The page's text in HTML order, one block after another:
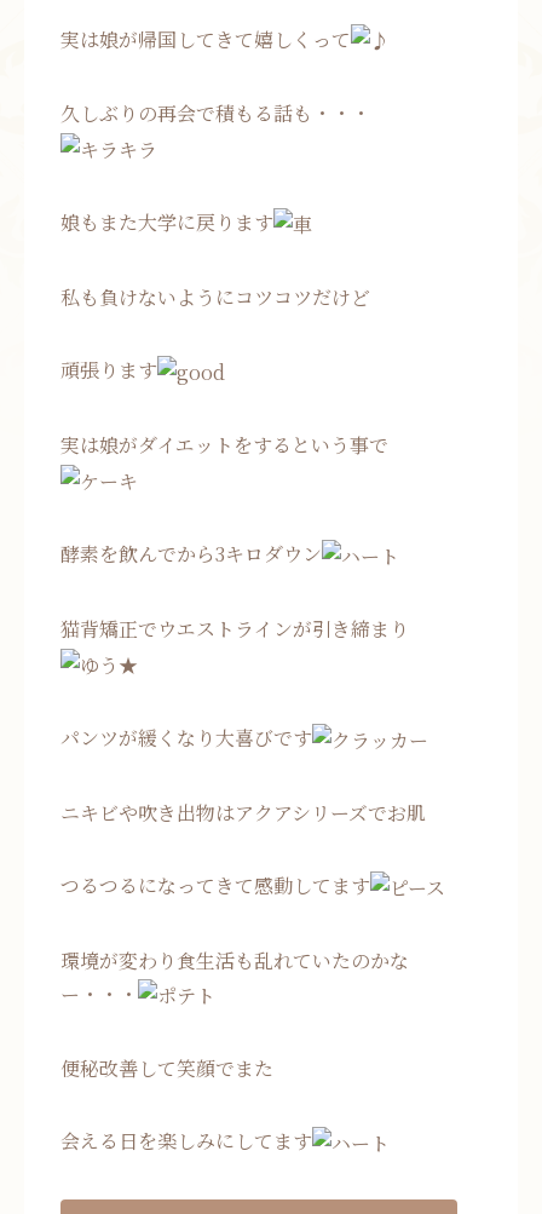
実は娘が帰国してきて嬉しくって
久しぶりの再会で積もる話も・・・
娘もまた大学に戻ります
私も負けないようにコツコツだけど
頑張ります
実は娘がダイエットをするという事で
酵素を飲んでから3キロダウン
猫背矯正でウエストラインが引き締まり
パンツが緩くなり大喜びです
ニキビや吹き出物はアクアシリーズでお肌
つるつるになってきて感動してます
環境が変わり食生活も乱れていたのかな
ー・・・
便秘改善して笑顔でまた
会える日を楽しみにしてます